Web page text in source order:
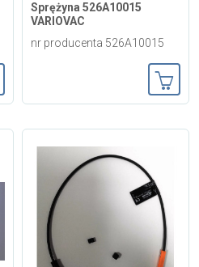
do koszyka
Sprężyna 526A10015
VARIOVAC
nr producenta 526A10015